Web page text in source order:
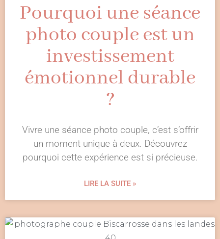
Pourquoi une séance
photo couple est un
investissement
émotionnel durable
?
Vivre une séance photo couple, c’est s’offrir
un moment unique à deux. Découvrez
pourquoi cette expérience est si précieuse.
LIRE LA SUITE »